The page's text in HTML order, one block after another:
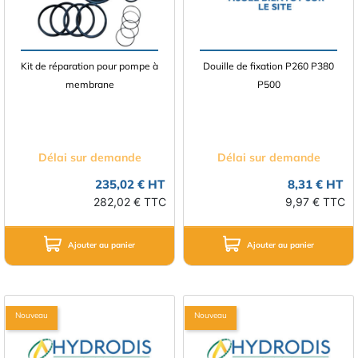
Kit de réparation pour pompe à
membrane
Délai sur demande
235,02 € HT
282,02 € TTC
Ajouter au panier
Douille de fixation P260 P380
P500
Délai sur demande
8,31 € HT
9,97 € TTC
Ajouter au panier
Nouveau Nouveau